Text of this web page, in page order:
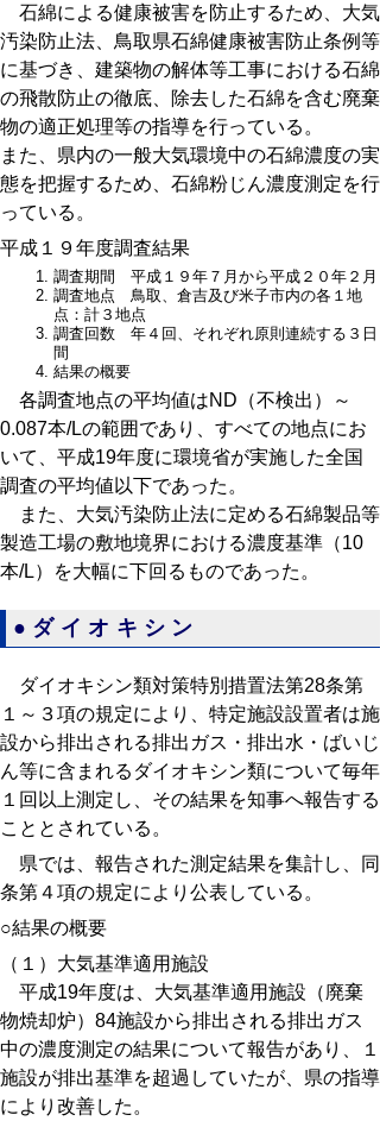
石綿による健康被害を防止するため、大気
汚染防止法、鳥取県石綿健康被害防止条例等
に基づき、建築物の解体等工事における石綿
の飛散防止の徹底、除去した石綿を含む廃棄
物の適正処理等の指導を行っている。
また、県内の一般大気環境中の石綿濃度の実
態を把握するため、石綿粉じん濃度測定を行
っている。
平成１９年度調査結果
調査期間 平成１９年７月から平成２０年２月
調査地点 鳥取、倉吉及び米子市内の各１地
点：計３地点
調査回数 年４回、それぞれ原則連続する３日
間
結果の概要
各調査地点の平均値はND（不検出）～
0.087本/Lの範囲であり、すべての地点にお
いて、平成19年度に環境省が実施した全国
調査の平均値以下であった。
また、大気汚染防止法に定める石綿製品等
製造工場の敷地境界における濃度基準（10
本/L）を大幅に下回るものであった。
●ダイオキシン
ダイオキシン類対策特別措置法第28条第
１～３項の規定により、特定施設設置者は施
設から排出される排出ガス・排出水・ばいじ
ん等に含まれるダイオキシン類について毎年
１回以上測定し、その結果を知事へ報告する
こととされている。
県では、報告された測定結果を集計し、同
条第４項の規定により公表している。
○結果の概要
（１）大気基準適用施設
平成19年度は、大気基準適用施設（廃棄
物焼却炉）84施設から排出される排出ガス
中の濃度測定の結果について報告があり、１
施設が排出基準を超過していたが、県の指導
により改善した。